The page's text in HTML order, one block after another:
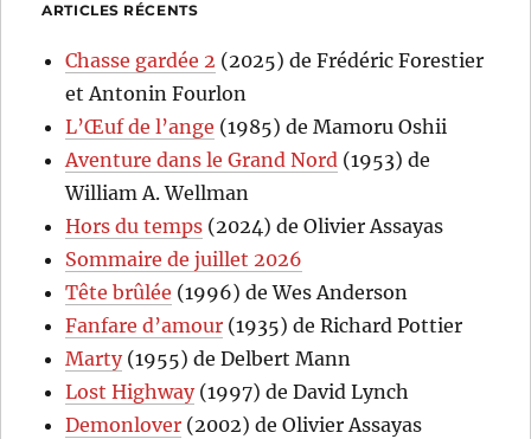
ARTICLES RÉCENTS
Chasse gardée 2 (2025) de Frédéric Forestier
et Antonin Fourlon
L’Œuf de l’ange (1985) de Mamoru Oshii
Aventure dans le Grand Nord (1953) de
William A. Wellman
Hors du temps (2024) de Olivier Assayas
Sommaire de juillet 2026
Tête brûlée (1996) de Wes Anderson
Fanfare d’amour (1935) de Richard Pottier
Marty(1955) de Delbert Mann
Lost Highway(1997) de David Lynch
Demonlover (2002) de Olivier Assayas